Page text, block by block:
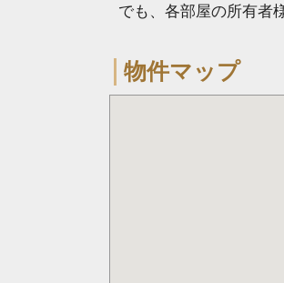
でも、各部屋の所有者
物件マップ